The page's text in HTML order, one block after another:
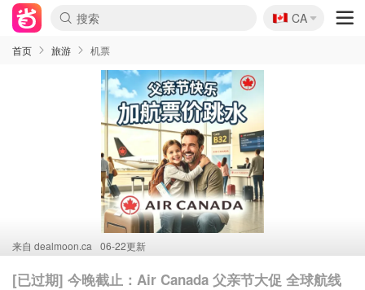
🇨🇦
CA
首页 旅游 机票
来自 dealmoon.ca 06-22更新
[已过期] 今晚截止：Air Canada 父亲节大促 全球航线